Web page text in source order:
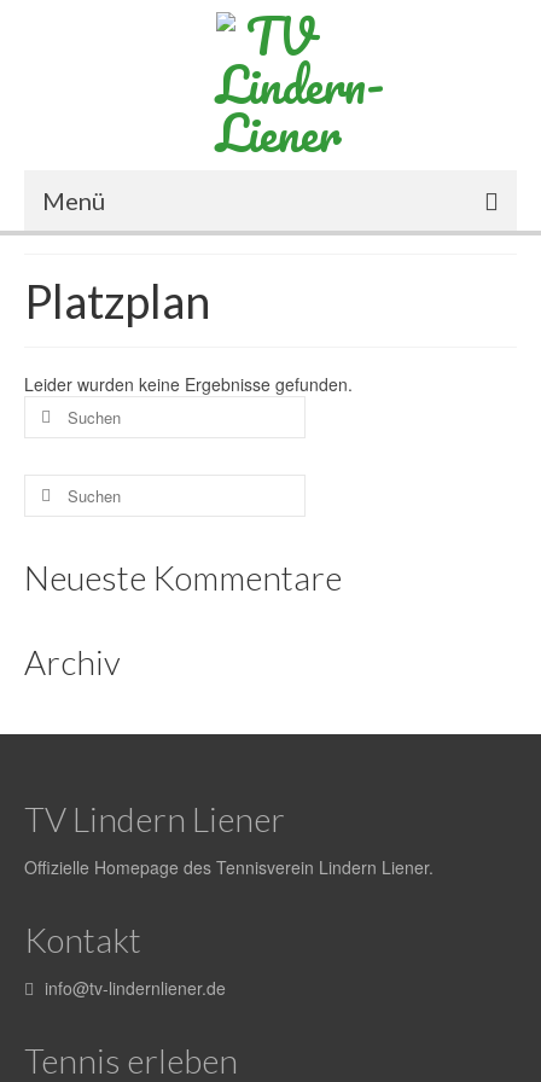
Menü
Der Verein
Der Vorstand
Halle
Chronik
Presse
Termine
Spielplan aller Mannschaften
Anfahrt zur Außenanlage
Galerie
Platzplan
Leider wurden keine Ergebnisse gefunden.
Suche
nach:
Suche
nach:
Neueste Kommentare
Archiv
TV Lindern Liener
Offizielle Homepage des Tennisverein Lindern Liener.
Kontakt
info@tv-lindernliener.de
Tennis erleben